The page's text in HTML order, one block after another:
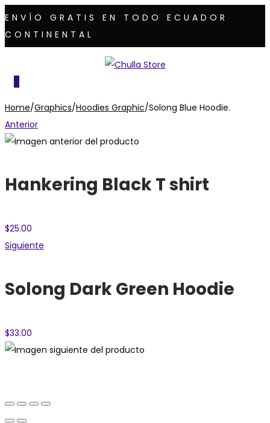
ENVÍO GRATIS EN TODO ECUADOR
CONTINENTAL
a
navegación
al
0
Home/Graphics/Hoodies Graphic/Solong Blue Hoodie.
Anterior
Hankering Black T shirt
$25.00
Siguiente
Solong Dark Green Hoodie
$33.00